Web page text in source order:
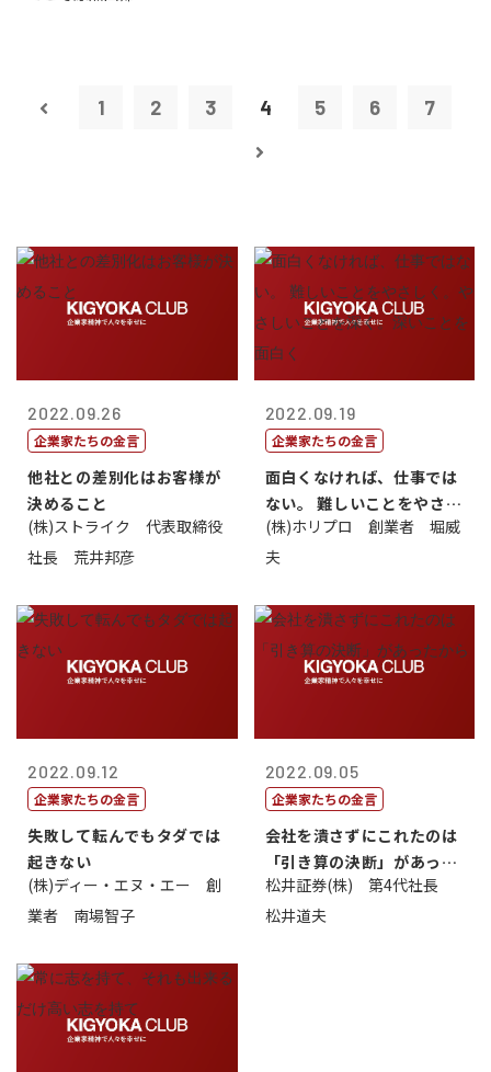
1 2 3 4 5 6 7
2022.09.26
企業家たちの金言
他社との差別化はお客様が
決めること
(株)ストライク 代表取締役
社長 荒井邦彦
2022.09.19
企業家たちの金言
面白くなければ、仕事では
ない。 難しいことをやさし
く。やさし...
(株)ホリプロ 創業者 堀威
夫
2022.09.12
企業家たちの金言
失敗して転んでもタダでは
起きない
(株)ディー・エヌ・エー 創
業者 南場智子
2022.09.05
企業家たちの金言
会社を潰さずにこれたのは
「引き算の決断」があった
から
松井証券(株) 第4代社長
松井道夫